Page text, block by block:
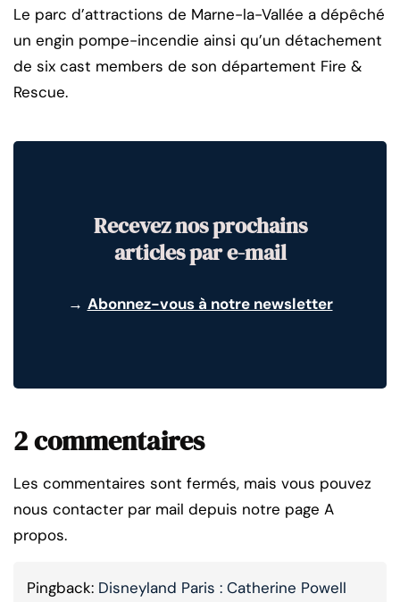
Le parc d’attractions de Marne-la-Vallée a dépêché
un engin pompe-incendie ainsi qu’un détachement
de six cast members de son département Fire &
Rescue.
Recevez nos prochains
articles par e-mail
→ Abonnez-vous à notre newsletter
2 commentaires
Les commentaires sont fermés, mais vous pouvez
nous contacter par mail depuis notre page A
propos.
Pingback: Disneyland Paris : Catherine Powell